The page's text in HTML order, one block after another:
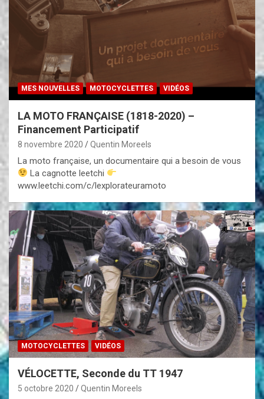
MES NOUVELLES MOTOCYCLETTES VIDÉOS
LA MOTO FRANÇAISE (1818-2020) –
Financement Participatif
8 novembre 2020 Quentin Moreels
La moto française, un documentaire qui a besoin de vous
La cagnotte leetchi
www.leetchi.com/c/lexplorateuramoto
MOTOCYCLETTES VIDÉOS
VÉLOCETTE, Seconde du TT 1947
5 octobre 2020 Quentin Moreels